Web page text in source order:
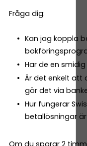
Fråga dig:
Kan jag koppla
Har de en
Är det enkelt att
gör det via
Hur fungerar
betallösningar
Om du sparar 2